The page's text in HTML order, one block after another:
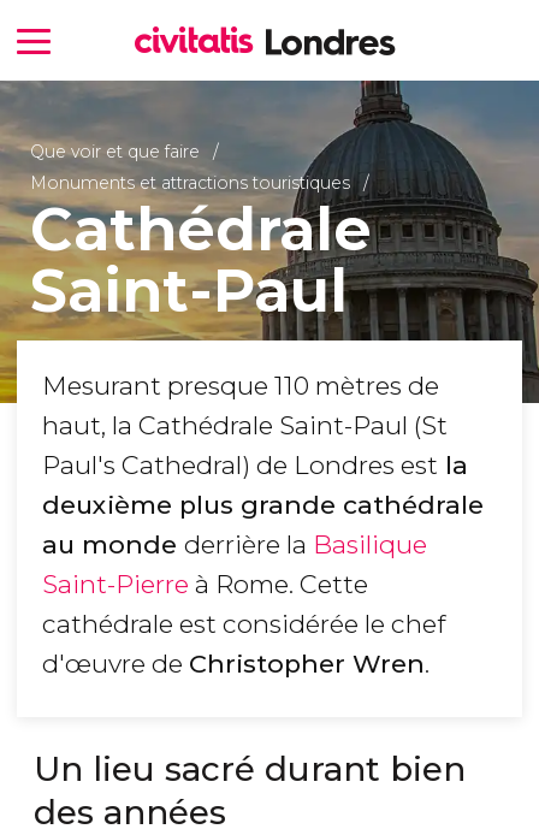
Que voir et que faire
Monuments et attractions touristiques
Cathédrale
Saint-Paul
Mesurant presque 110 mètres de
haut, la Cathédrale Saint-Paul (St
Paul's Cathedral) de Londres est la
deuxième plus grande cathédrale
au monde derrière la Basilique
Saint-Pierre à Rome. Cette
cathédrale est considérée le chef
d'œuvre de Christopher Wren.
Un lieu sacré durant bien
des années